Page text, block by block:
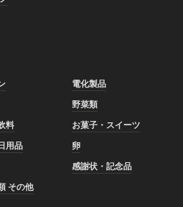
電化製品
野菜類
料
お菓子・スイーツ
用品
卵
感謝状・記念品
その他